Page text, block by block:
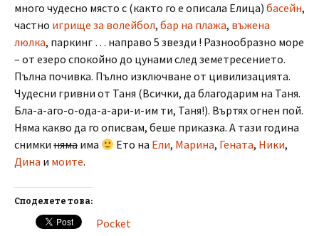
много чудесно място с (както го е описала Елица) басейн,
частно игрище за волейбол, бар на плажа, въжена
люлка, паркинг … направо 5 звезди ! Разнообразно море
– от езеро спокойно до цунами след земетресението.
Пълна почивка. Пълно изключване от цивилизацията.
Чудесни гривни от Таня (Всички, да благодарим на Таня.
Бла-а-аго-о-ода-а-ари-и-им ти, Таня!). Въртях огнен пой.
Няма какво да го описвам, беше приказка. А тази година
снимки няма има Ето на Ели, Марина, Гената, Ники,
Дина и моите.
Споделете това:
Pocket